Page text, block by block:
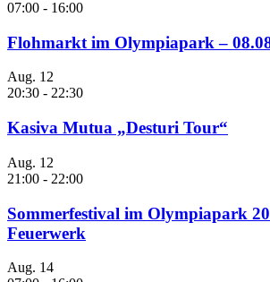
07:00 - 16:00
Flohmarkt im Olympiapark –
Aug. 12
20:30 - 22:30
Kasiva Mutua „Desturi Tour“
Aug. 12
21:00 - 22:00
Sommerfestival im Olympiapark
Feuerwerk
Aug. 14